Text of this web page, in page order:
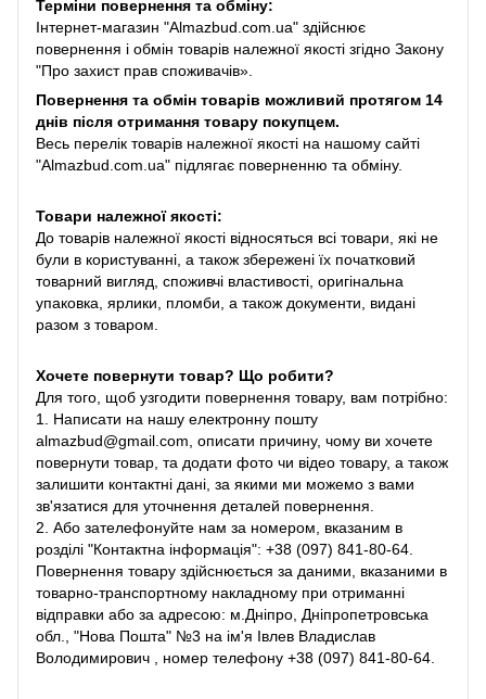
Терміни повернення та обміну:
Інтернет-магазин "Almazbud.com.ua" здійснює
повернення і обмін товарів належної якості згідно Закону
"Про захист прав споживачів».
Повернення та обмін товарів можливий протягом 14
днів після отримання товару покупцем.
Весь перелік товарів належної якості на нашому сайті
"Almazbud.com.ua" підлягає поверненню та обміну.
Товари належної якості:
До товарів належної якості відносяться всі товари, які не
були в користуванні, а також збережені їх початковий
товарний вигляд, споживчі властивості, оригінальна
упаковка, ярлики, пломби, а також документи, видані
разом з товаром.
Хочете повернути товар? Що робити?
Для того, щоб узгодити повернення товару, вам потрібно:
1. Написати на нашу електронну пошту
almazbud@gmail.com, описати причину, чому ви хочете
повернути товар, та додати фото чи відео товару, а також
залишити контактні дані, за якими ми можемо з вами
зв'язатися для уточнення деталей повернення.
2. Або зателефонуйте нам за номером, вказаним в
розділі "Контактна інформація": +38 (097) 841-80-64.
Повернення товару здійснюється за даними, вказаними в
товарно-транспортному накладному при отриманні
відправки або за адресою: м.Дніпро, Дніпропетровська
обл., "Нова Пошта" №3 на ім'я Івлев Владислав
Володимирович , номер телефону +38 (097) 841-80-64.